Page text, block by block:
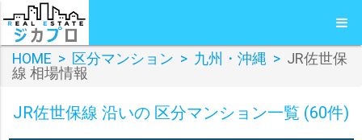
HOME > 区分マンション > 九州・沖縄 > JR佐世保
線 相場情報
JR佐世保線 沿いの 区分マンション一覧 (60件)